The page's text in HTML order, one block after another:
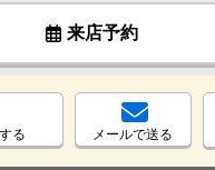
来店予約
る メールで送る